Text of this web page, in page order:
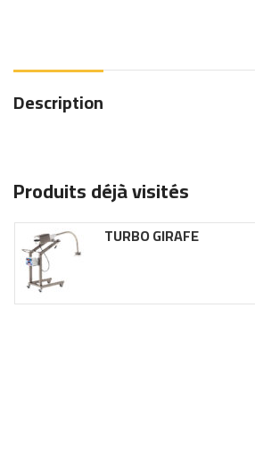
Description
Produits déjà visités
TURBO GIRAFE